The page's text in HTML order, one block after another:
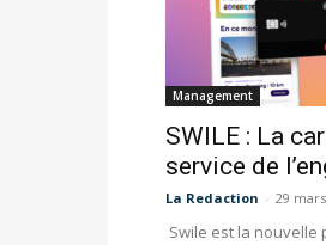
Management
SWILE : La
service de
La Redaction - 29
Swile est la